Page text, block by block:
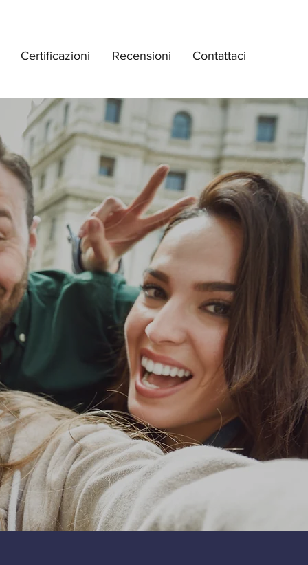
Certificazioni Recensioni Contattaci